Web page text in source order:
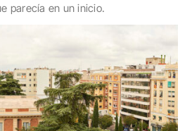
parecía en un inicio.